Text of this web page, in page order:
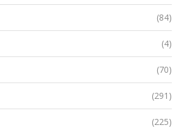
(84)
(4)
(70)
(291)
(225)